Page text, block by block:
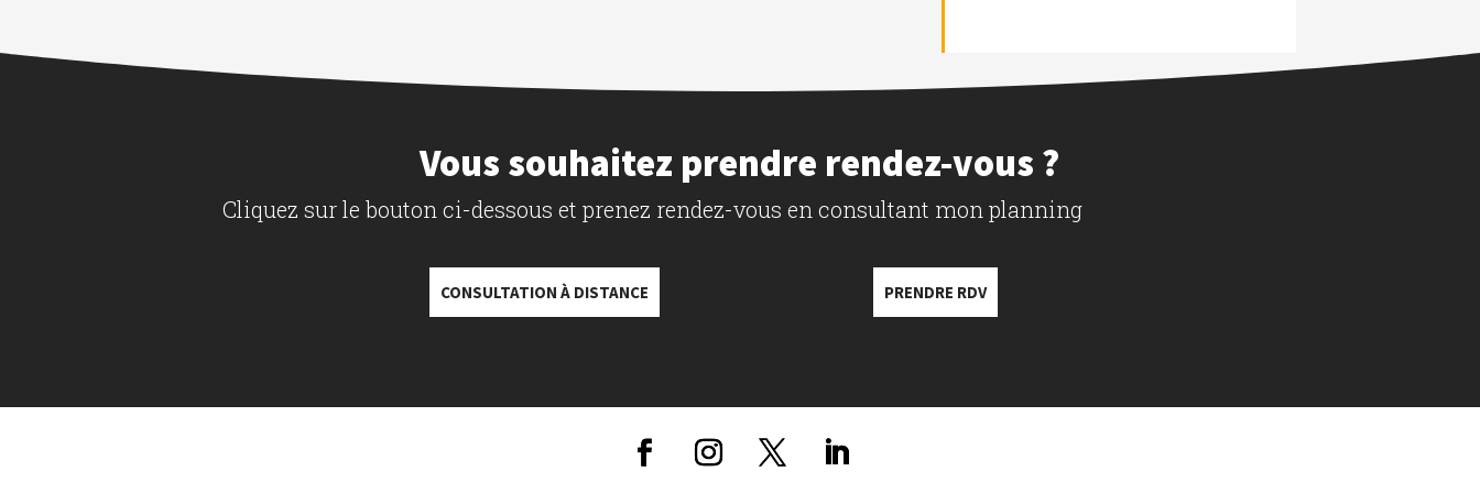
Vous souhaitez prendre rendez-vous ?
Cliquez sur le bouton ci-dessous et prenez rendez-vous en consultant mon planning
CONSULTATION À DISTANCE PRENDRE RDV